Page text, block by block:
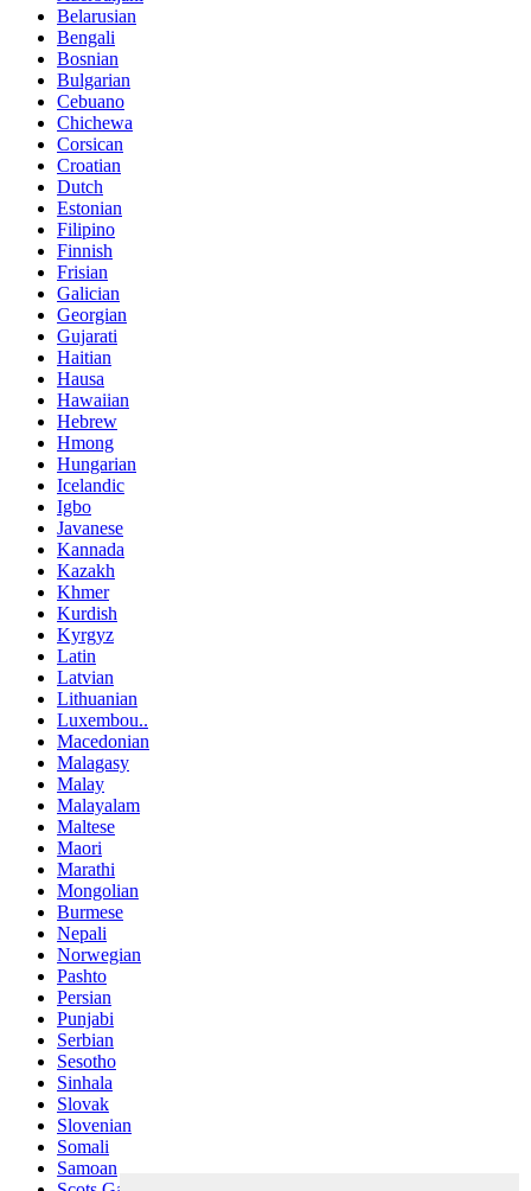
Belarusian
Bengali
Bosnian
Bulgarian
Cebuano
Chichewa
Corsican
Croatian
Dutch
Estonian
Filipino
Finnish
Frisian
Galician
Georgian
Gujarati
Haitian
Hausa
Hawaiian
Hebrew
Hmong
Hungarian
Icelandic
Igbo
Javanese
Kannada
Kazakh
Khmer
Kurdish
Kyrgyz
Latin
Latvian
Lithuanian
Luxembou..
Macedonian
Malagasy
Malay
Malayalam
Maltese
Maori
Marathi
Mongolian
Burmese
Nepali
Norwegian
Pashto
Persian
Punjabi
Serbian
Sesotho
Sinhala
Slovak
Slovenian
Somali
Samoan